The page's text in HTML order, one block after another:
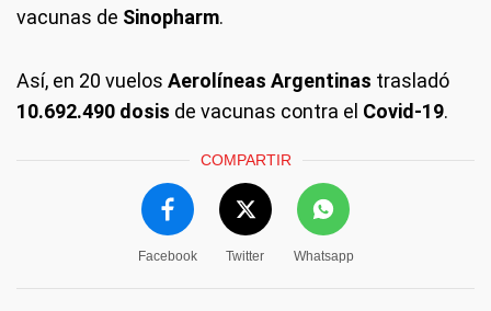
vacunas de Sinopharm.
Así, en 20 vuelos Aerolíneas Argentinas trasladó
10.692.490 dosis de vacunas contra el Covid-19.
COMPARTIR
Facebook Twitter Whatsapp